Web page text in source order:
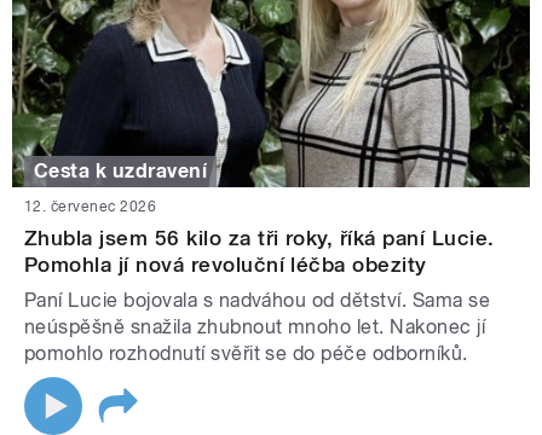
Cesta k uzdravení
12. červenec 2026
Zhubla jsem 56 kilo za tři roky, říká paní Lucie.
Pomohla jí nová revoluční léčba obezity
Paní Lucie bojovala s nadváhou od dětství. Sama se
neúspěšně snažila zhubnout mnoho let. Nakonec jí
pomohlo rozhodnutí svěřit se do péče odborníků.